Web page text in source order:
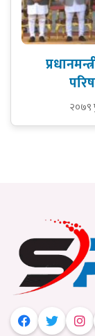
२०७९